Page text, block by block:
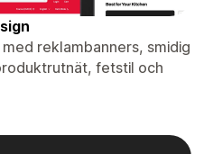
reklambanners, smidig
fetstil och